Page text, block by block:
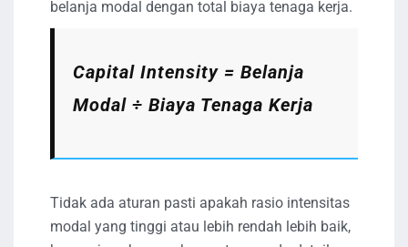
belanja modal dengan total biaya tenaga kerja.
Capital Intensity = Belanja
Modal ÷ Biaya Tenaga Kerja
Tidak ada aturan pasti apakah rasio intensitas
modal yang tinggi atau lebih rendah lebih baik,